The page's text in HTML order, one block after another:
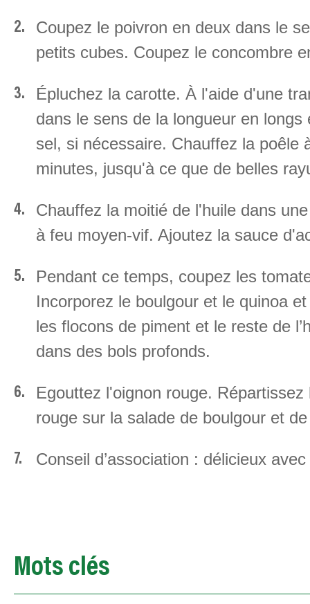
Coupez le poivron en deux dans le
petits cubes. Coupez le concombre
Épluchez la carotte. À l'aide d'une
dans le sens de la longueur en
sel, si nécessaire. Chauffez la poêle
minutes, jusqu'à ce que de belles
Chauffez la moitié de l'huile dans
à feu moyen-vif. Ajoutez la sauce
Pendant ce temps, coupez les
Incorporez le boulgour et le quinoa
les flocons de piment et le reste de
dans des bols profonds.
Egouttez l'oignon rouge.
rouge sur la salade de boulgour et
Conseil d’association : délicieux
Mots clés